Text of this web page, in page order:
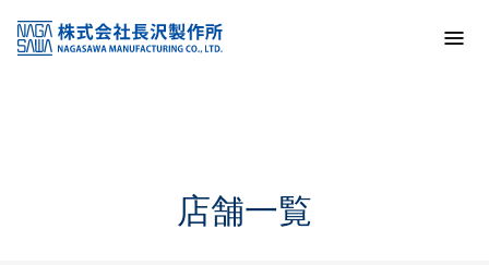
KSS加盟店・取扱店情報
店舗一覧
店舗一覧